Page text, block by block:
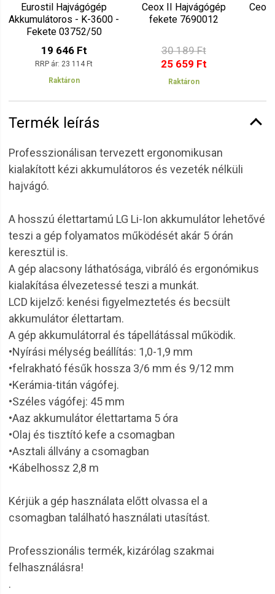
Eurostil Hajvágógép
Akkumulátoros - K-3600 -
Fekete 03752/50
19 646 Ft
RRP ár: 23 114 Ft
Raktáron
Ceox II Hajvágógép
fekete 7690012
30 189 Ft
25 659 Ft
Raktáron
Ceox
Termék leírás
Professzionálisan tervezett ergonomikusan
kialakított kézi akkumulátoros és vezeték nélküli
hajvágó.
A hosszú élettartamú LG Li-Ion akkumulátor lehetővé
teszi a gép folyamatos működését akár 5 órán
keresztül is.
A gép alacsony láthatósága, vibráló és ergonómikus
kialakítása élvezetessé teszi a munkát.
LCD kijelző: kenési figyelmeztetés és becsült
akkumulátor élettartam.
A gép akkumulátorral és tápellátással működik.
•Nyírási mélység beállítás: 1,0-1,9 mm
•felrakható fésűk hossza 3/6 mm és 9/12 mm
•Kerámia-titán vágófej.
•Széles vágófej: 45 mm
•Aaz akkumulátor élettartama 5 óra
•Olaj és tisztító kefe a csomagban
•Asztali állvány a csomagban
•Kábelhossz 2,8 m
Kérjük a gép használata előtt olvassa el a
csomagban található használati utasítást.
Professzionális termék, kizárólag szakmai
felhasználásra!
.